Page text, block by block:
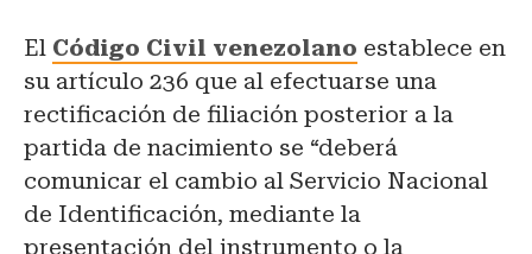
El Código Civil venezolano establece en
su artículo 236 que al efectuarse una
rectificación de filiación posterior a la
partida de nacimiento se “deberá
comunicar el cambio al Servicio Nacional
de Identificación, mediante la
presentación del instrumento o la